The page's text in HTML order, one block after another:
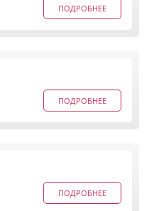
ПОДРОБНЕЕ
ПОДРОБНЕЕ
ПОДРОБНЕЕ